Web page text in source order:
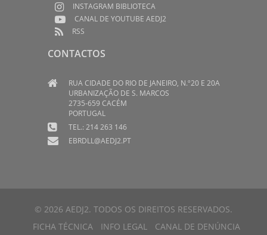
INSTAGRAM BIBLIOTECA
CANAL DE YOUTUBE AEDJ2
RSS
CONTACTOS
RUA CIDADE DO RIO DE JANEIRO, N.º20 E 20A
URBANIZAÇÃO DE S. MARCOS
2735-659 CACÉM
PORTUGAL
TEL.: 214 263 146
EBRDLL@AEDJ2.PT
© 2026 AEDJ2. TODOS OS DIREITOS RESERVADOS.
FICHA TÉCNICA
INFO LEGAL
CANAL DE DENÚNCIA